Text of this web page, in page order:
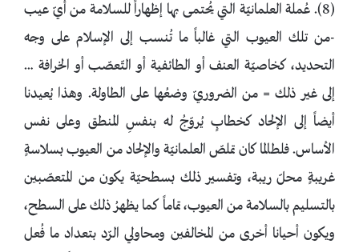
(8). عُملة العلمانيّة التي يُحتمى بها إظهاراً للسلامة من أيّ عيب
-من تلك العيوب التي غالباً ما تُنسب إلى الإسلام على وجه
التحديد، كخاصيّة العنف أو الطائفية أو التّعصّب أو الخرافة …
إلى غير ذلك = من الضروريّ وضعُها على الطاولة. وهذا يُعيدنا
أيضاً إلى الإلحاد كخطابٍ يُروّجُ له بنفسِ المنطق وعلى نفس
الأساس. فلطالما كان تملصّ العلمانيّة والإلحاد من العيوب بسلاسةٍ
غريبةٍ محلّ ريبة، وتفسير ذلك بسطحيّة يكون من المتعصّبين
بالتسليم بالسلامة من العيوب، تماماً كما يظهرُ ذلك على السطح،
ويكون أحيانا أخرى من المخالفين ومحاولي الرّد بتعداد ما فُعل